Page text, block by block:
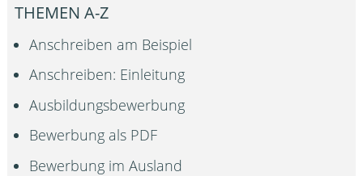
THEMEN A-Z
Anschreiben am Beispiel
Anschreiben: Einleitung
Ausbildungsbewerbung
Bewerbung als PDF
Bewerbung im Ausland